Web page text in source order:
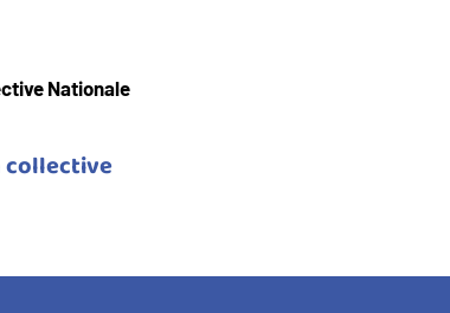
Nationale
collective